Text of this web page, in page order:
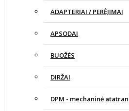
ADAPTERIAI / PERĖJIMAI
APSODAI
BUOŽĖS
DIRŽAI
DPM - mechaninė